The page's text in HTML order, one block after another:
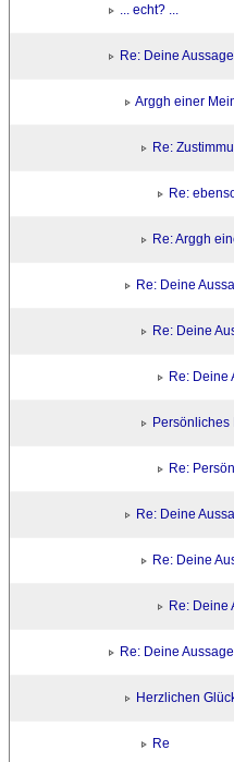
... echt? ...
Re: Deine
Arggh einer
Re:
Re:
Re: Arggh
Re: Deine
Re: Deine
Re: Deine
Persönliches
Re:
Re: Deine
Re: Deine
Re: Deine
Re: Deine
Herzlichen
Re